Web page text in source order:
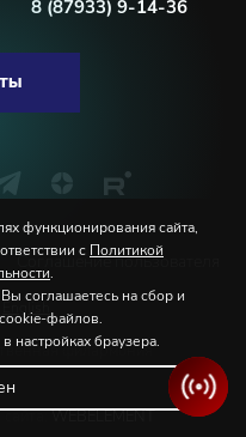
8 (87933) 9-14-36
Соглашение пользователя
филармония
WEBELEMENT
функционирования сайта,
с Политикой
.
соглашаетесь на сбор и
файлов.
настройках браузера.